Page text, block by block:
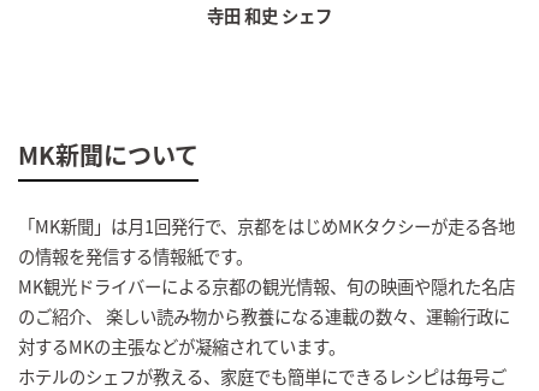
寺田 和史 シェフ
MK新聞について
「MK新聞」は月1回発行で、京都をはじめMKタクシーが走る各地
の情報を発信する情報紙です。
MK観光ドライバーによる京都の観光情報、旬の映画や隠れた名店
のご紹介、 楽しい読み物から教養になる連載の数々、運輸行政に
対するMKの主張などが凝縮されています。
ホテルのシェフが教える、家庭でも簡単にできるレシピは毎号ご